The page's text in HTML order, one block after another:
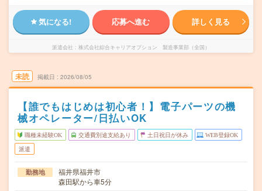
気になる! 応募へ進む 詳しく見る
派遣会社 株式会社綜合キャリアオプション 製造事業部（全国）
未読 掲載日 2026/08/05
【誰でもはじめは初心者！】電子パーツの機
械オペレーター/日払いOK
職種未経験OK 交通費別途支給あり 土日祝日が休み WEB登録OK
派遣
勤務地
福井県福井市
森田駅から車5分